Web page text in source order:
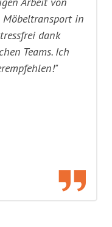
Möbeltransport in
dank
Teams. Ich